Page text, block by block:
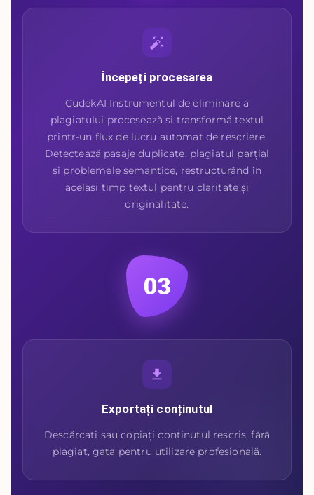
Începeți procesarea
CudekAI Instrumentul de eliminare a
plagiatului procesează și transformă textul
printr-un flux de lucru automat de rescriere.
Detectează pasaje duplicate, plagiatul parțial
și problemele semantice, restructurând în
același timp textul pentru claritate și
originalitate.
03
Exportați conținutul
Descărcați sau copiați conținutul rescris, fără
plagiat, gata pentru utilizare profesională.